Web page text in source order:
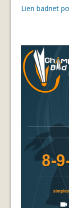
Lien badnet